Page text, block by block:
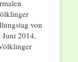
von
Juni 2014,